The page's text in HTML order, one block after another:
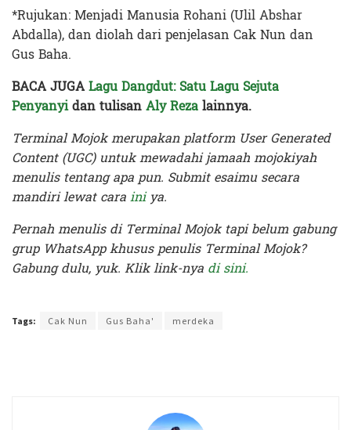
*Rujukan: Menjadi Manusia Rohani (Ulil Abshar
Abdalla), dan diolah dari penjelasan Cak Nun dan
Gus Baha.
BACA JUGALagu Dangdut: Satu Lagu Sejuta
Penyanyidan tulisanAly Rezalainnya.
Terminal Mojok merupakan platform User Generated
Content (UGC) untuk mewadahi jamaah mojokiyah
menulis tentang apa pun. Submit esaimu secara
mandiri lewat carainiya.
Pernah menulis di Terminal Mojok tapi belum gabung
grup WhatsApp khusus penulis Terminal Mojok?
Gabung dulu, yuk. Klik link-nya di sini.
Tags: Cak Nun Gus Baha' merdeka